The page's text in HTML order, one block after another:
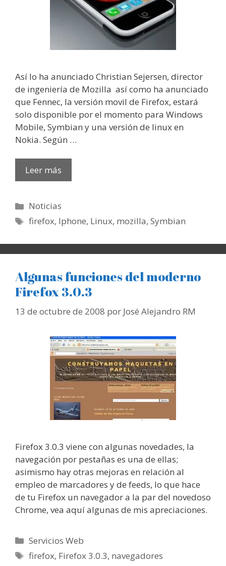
Así lo ha anunciado Christian Sejersen, director
de ingeniería de Mozilla así como ha anunciado
que Fennec, la versión movil de Firefox, estará
solo disponible por el momento para Windows
Mobile, Symbian y una versión de linux en
Nokia. Según …
Leer más
Categorías
Noticias
Etiquetas
firefox, Iphone, Linux, mozilla,Symbian
Algunas funciones del moderno
Firefox 3.0.3
13 de octubre de 2008 por José Alejandro RM
Firefox 3.0.3 viene con algunas novedades, la
navegación por pestañas es una de ellas;
asimismo hay otras mejoras en relación al
empleo de marcadores y de feeds, lo que hace
de tu Firefox un navegador a la par del novedoso
Chrome, vea aquí algunas de mis apreciaciones.
Categorías
Servicios Web
Etiquetas
firefox, Firefox 3.0.3, navegadores